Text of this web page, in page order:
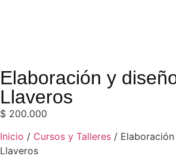
Elaboración y
Llaveros
$ 200.000
Inicio / Cursos y Talleres /
Llaveros